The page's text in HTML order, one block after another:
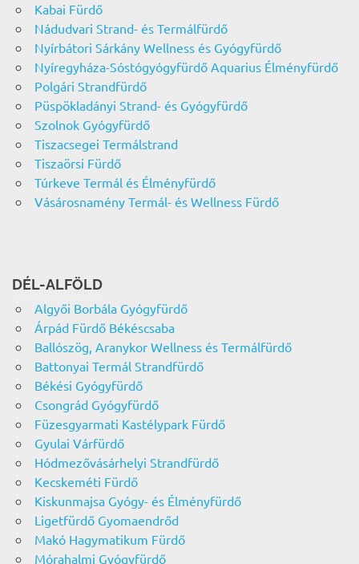
Kabai Fürdő
Nádudvari Strand- és Termálfürdő
Nyírbátori Sárkány Wellness és Gyógyfürdő
Nyíregyháza-Sóstógyógyfürdő Aquarius Élményfürdő
Polgári Strandfürdő
Püspökladányi Strand- és Gyógyfürdő
Szolnok Gyógyfürdő
Tiszacsegei Termálstrand
Tiszaörsi Fürdő
Túrkeve Termál és Élményfürdő
Vásárosnamény Termál- és Wellness Fürdő
DÉL-ALFÖLD
Algyői Borbála Gyógyfürdő
Árpád Fürdő Békéscsaba
Ballószög, Aranykor Wellness és Termálfürdő
Battonyai Termál Strandfürdő
Békési Gyógyfürdő
Csongrád Gyógyfürdő
Füzesgyarmati Kastélypark Fürdő
Gyulai Várfürdő
Hódmezővásárhelyi Strandfürdő
Kecskeméti Fürdő
Kiskunmajsa Gyógy- és Élményfürdő
Ligetfürdő Gyomaendrőd
Makó Hagymatikum Fürdő
Mórahalmi Gyógyfürdő